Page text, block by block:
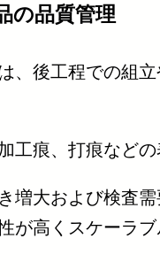
の品質管理
、後工程での組
工痕、打痕など
増大および検査
が高くスケーラ